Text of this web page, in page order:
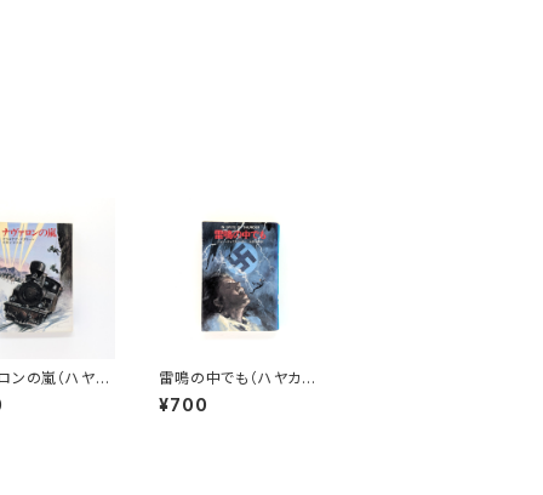
ンの嵐（ハヤカ
雷鳴の中でも（ハヤカ
ワ・ミステリ文庫）
¥700